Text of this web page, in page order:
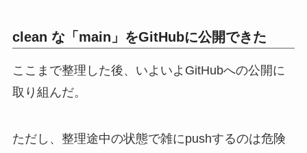
clean な「main」をGitHubに公開できた
ここまで整理した後、いよいよGitHubへの公開に
取り組んだ。
ただし、整理途中の状態で雑にpushするのは危険